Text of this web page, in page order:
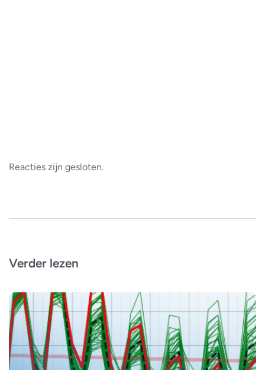
Reacties zijn gesloten.
Verder lezen